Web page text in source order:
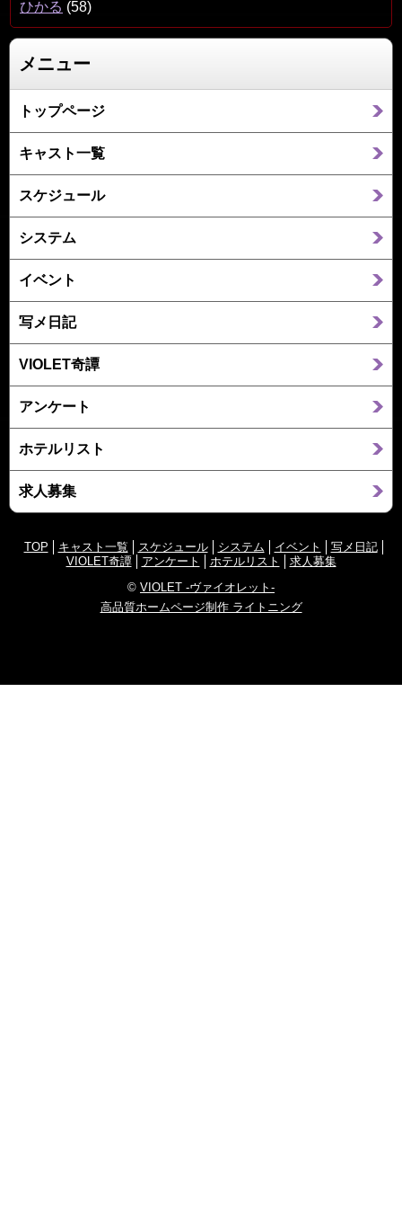
ひかる (58)
メニュー
トップページ
キャスト一覧
スケジュール
システム
イベント
写メ日記
VIOLET奇譚
アンケート
ホテルリスト
求人募集
TOP キャスト一覧 スケジュール システム イベント
写メ日記
VIOLET奇譚
アンケート ホテルリスト
求人募集
© VIOLET -ヴァイオレット-
高品質ホームページ制作 ライトニング